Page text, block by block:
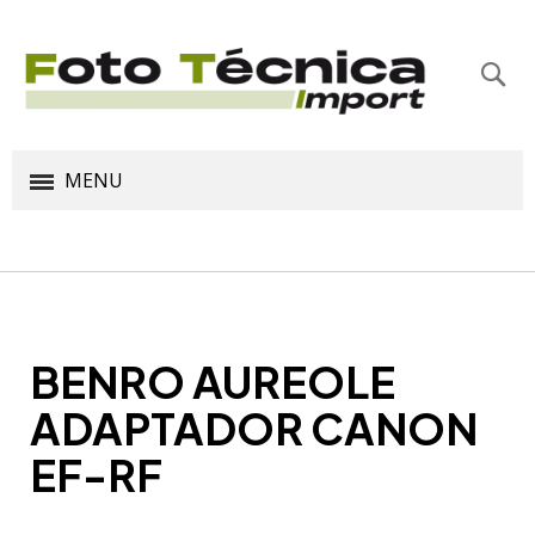
MENU
BENRO AUREOLE
ADAPTADOR CANON
EF-RF